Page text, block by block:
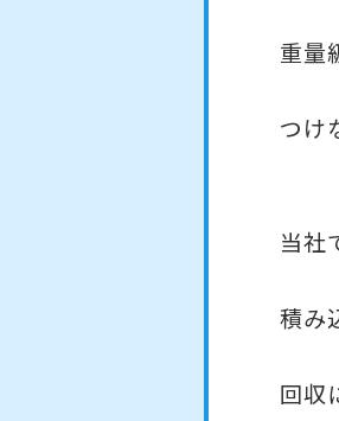
重量
つけ
当社
積み
回収